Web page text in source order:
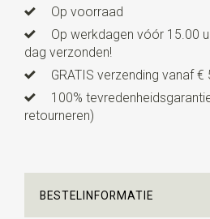
in plaats van in een punt zoals bij
stropdassen.
Op voorraad
Op werkdagen vóór 15.00
dag verzonden!
GRATIS verzending vanaf €
100%
retourneren)
BESTELINFORMATIE